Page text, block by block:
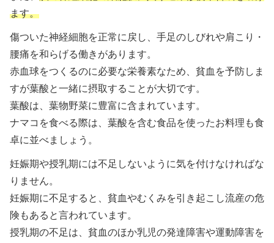
ます。
傷ついた神経細胞を正常に戻し、手足のしびれや肩こり・
腰痛を和らげる働きがあります。
赤血球をつくるのに必要な栄養素なため、貧血を予防しま
すが葉酸と一緒に摂取することが大切です。
葉酸は、葉物野菜に豊富に含まれています。
ナマコを食べる際は、葉酸を含む食品を使ったお料理も食
卓に並べましょう。
妊娠期や授乳期には不足しないように気を付けなければな
りません。
妊娠期に不足すると、貧血やむくみを引き起こし流産の危
険もあると言われています。
授乳期の不足は、貧血のほか乳児の発達障害や運動障害を